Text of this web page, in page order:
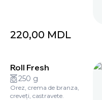
220,00 MDL
Roll Fresh
250 g
Orez, crema de branza,
creveți, castravete.